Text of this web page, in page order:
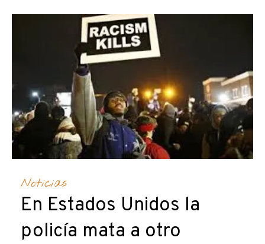
Noticias
En Estados Unidos la
policía mata a otro